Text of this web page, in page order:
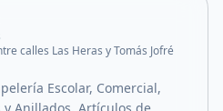
calles Las Heras y Tomás Jofré
Escolar, Comercial,